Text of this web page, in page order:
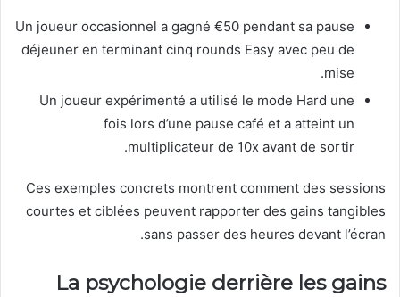
Un joueur occasionnel a gagné €50 pendant sa pause
déjeuner en terminant cinq rounds Easy avec peu de
mise.
Un joueur expérimenté a utilisé le mode Hard une
fois lors d’une pause café et a atteint un
multiplicateur de 10x avant de sortir.
Ces exemples concrets montrent comment des sessions
courtes et ciblées peuvent rapporter des gains tangibles
sans passer des heures devant l’écran.
La psychologie derrière les gains